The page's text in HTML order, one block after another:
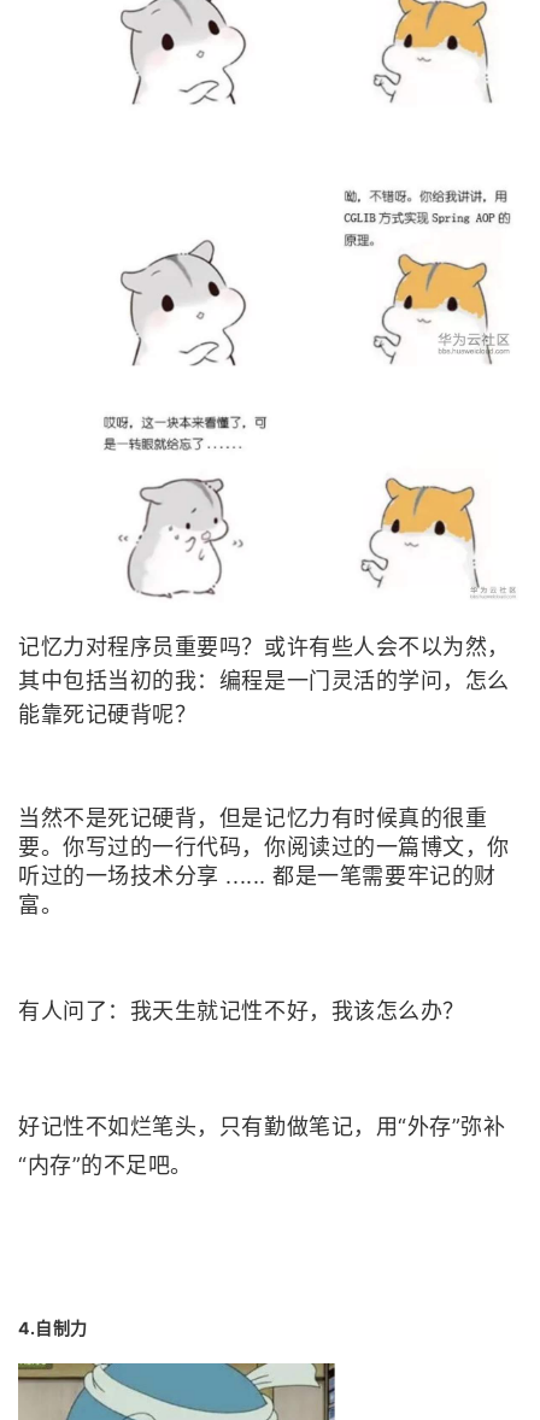
记忆力对程序员重要吗？ 或许有些人会不以为然，
其中包括当初的我：编程是一门灵活的学问，怎么
能靠死记硬背呢？
当然不是死记硬背，但是记忆力有时候真的很重
要。你写过的一行代码，你阅读过的一篇博文，你
听过的一场技术分享 ...... 都是一笔需要牢记的财
富。
有人问了：我天生就记性不好，我该怎么办？
好记性不如烂笔头，只有勤做笔记，用“外存”弥补
“内存”的不足吧。
4.自制力